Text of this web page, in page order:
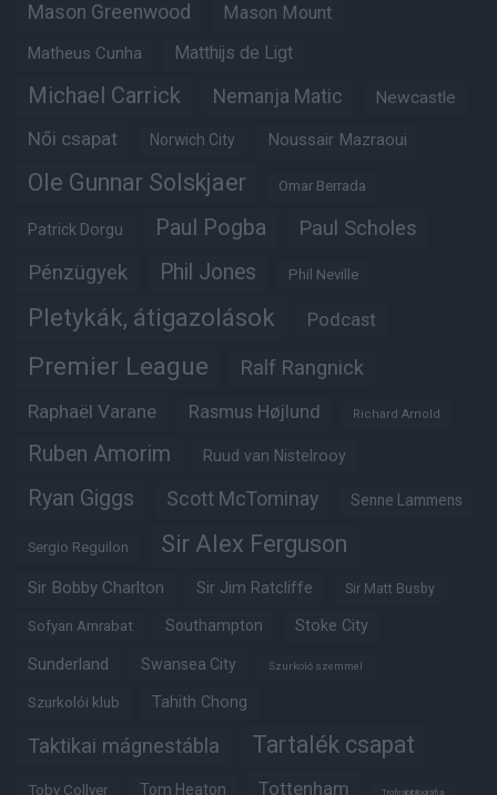
Mason Greenwood Mason Mount
Matheus Cunha Matthijs de Ligt
Michael Carrick Nemanja Matic Newcastle
Női csapat Norwich City Noussair Mazraoui
Ole Gunnar Solskjaer Omar Berrada
Patrick Dorgu Paul Pogba Paul Scholes
Pénzügyek Phil Jones Phil Neville
Pletykák, átigazolások Podcast
Premier League Ralf Rangnick
Raphaël Varane Rasmus Højlund Richard Arnold
Ruben Amorim Ruud van Nistelrooy
Ryan Giggs Scott McTominay Senne Lammens
Sergio Reguilon Sir Alex Ferguson
Sir Bobby Charlton Sir Jim Ratcliffe Sir Matt Busby
Sofyan Amrabat Southampton Stoke City
Sunderland Swansea City Szurkoló szemmel
Szurkolói klub Tahith Chong
Taktikai mágnestábla Tartalék csapat
Toby Collyer Tom Heaton Tottenham Trófeabibliográfia